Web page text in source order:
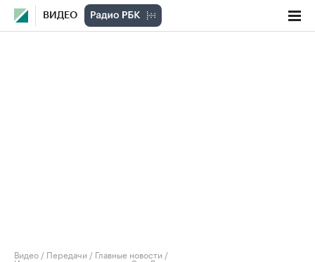
ВИДЕО
Видео / Передачи / Главные новости /